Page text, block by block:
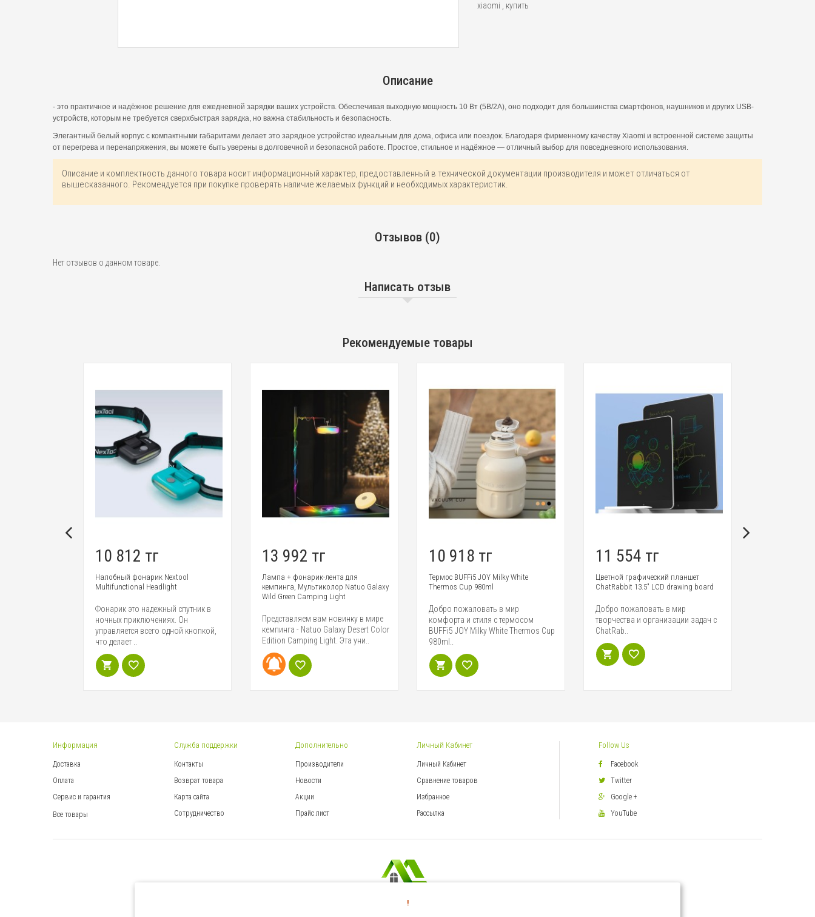
xiaomi
купить
Описание
- это практичное и надёжное решение для ежедневной зарядки ваших устройств. Обеспечивая выходную мощность 10 Вт (5В/2А), оно подходит для большинства смартфонов, наушников и других USB-
устройств, которым не требуется сверхбыстрая зарядка, но важна стабильность и безопасность.
Элегантный белый корпус с компактными габаритами делает это зарядное устройство идеальным для дома, офиса или поездок. Благодаря фирменному качеству Xiaomi и встроенной системе защиты
от перегрева и перенапряжения, вы можете быть уверены в долговечной и безопасной работе. Простое, стильное и надёжное — отличный выбор для повседневного использования.
Описание и комплектность данного товара носит информационный характер, предоставленный в технической документации производителя и может отличаться от
вышесказанного. Рекомендуется при покупке проверять наличие желаемых функций и необходимых характеристик.
Отзывов (0)
Нет отзывов о данном товаре.
Написать отзыв
Рекомендуемые товары
10 812 тг
Налобный фонарик Nextool
Multifunctional Headlight
Фонарик это надежный спутник в
ночных приключениях. Он
управляется всего одной кнопкой,
что делает ..
13 992 тг
Лампа + фонарик-лента для
кемпинга, Мультиколор Natuo Galaxy
Wild Green Camping Light
Представляем вам новинку в мире
кемпинга - Natuo Galaxy Desert Color
Edition Camping Light. Эта уни..
10 918 тг
Термос BUFFi5 JOY Milky White
Thermos Cup 980ml
Добро пожаловать в мир
комфорта и стиля с термосом
BUFFi5 JOY Milky White Thermos Cup
980ml..
11 554 тг
Цветной графический планшет
ChatRabbit 13.5" LCD drawing board
Добро пожаловать в мир
творчества и организации задач с
ChatRab..
Информация
Доставка
Оплата
Сервис и гарантия
Все товары
Служба поддержки
Контакты
Возврат товара
Карта сайта
Сотрудничество
Дополнительно
Производители
Новости
Акции
Прайс лист
Личный Кабинет
Личный Кабинет
Сравнение товаров
Избранное
Рассылка
Follow Us
Facebook
Twitter
Google +
YouTube
Адрес: г. Алматы, ул. Орманова 84,
!